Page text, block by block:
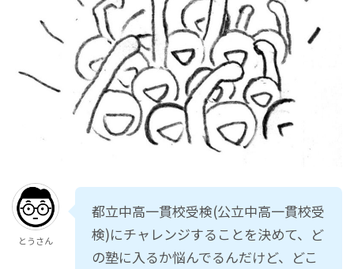
とうさん
都立中高一貫校受検(公立中高一貫校受
検)にチャレンジすることを決めて、ど
の塾に入るか悩んでるんだけど、どこ